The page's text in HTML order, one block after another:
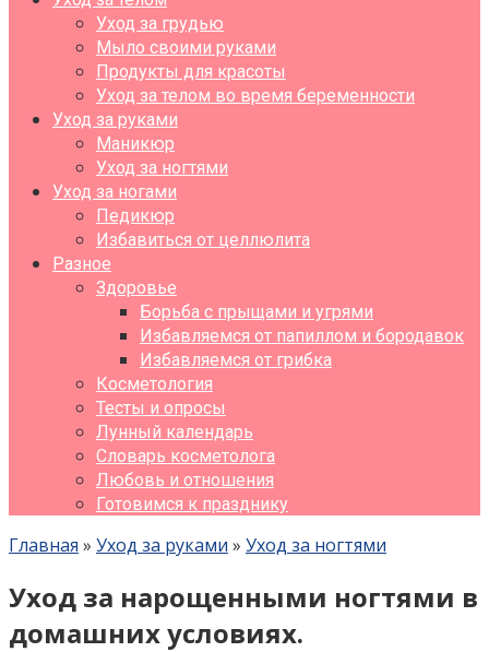
Уход за грудью
Мыло своими руками
Продукты для красоты
Уход за телом во время беременности
Уход за руками
Маникюр
Уход за ногтями
Уход за ногами
Педикюр
Избавиться от целлюлита
Разное
Здоровье
Борьба с прыщами и угрями
Избавляемся от папиллом и бородавок
Избавляемся от грибка
Косметология
Тесты и опросы
Лунный календарь
Словарь косметолога
Любовь и отношения
Готовимся к празднику
Главная » Уход за руками » Уход за ногтями
Уход за нарощенными ногтями в
домашних условиях.